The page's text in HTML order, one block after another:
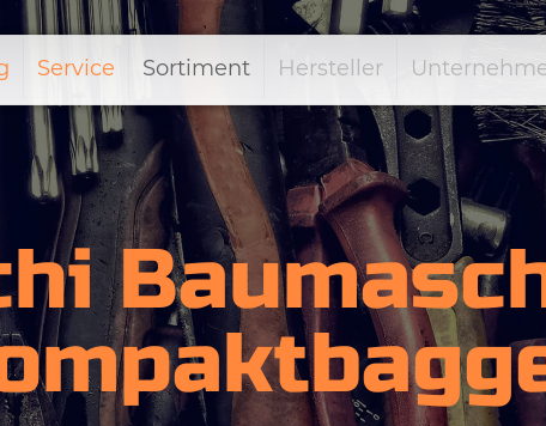
Service Sortiment Hersteller